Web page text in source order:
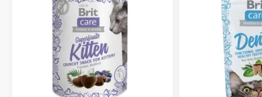
Zloženie:
Dehydrovaná kuracia múčka (40 %), žltý hrášok, kurací
tuk (konzervovaný tokoferolmi, 8 %), batáty,
hydrolyzovaný kurací proteín (7 %), tapiokový škrob,
rakytník (4 %), čučoriedky (4 %), hydrolyzovaná kuracia
pečeň, lososový olej (2 %), ľanové semienko (1 %).